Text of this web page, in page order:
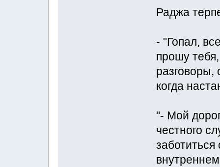
Раджа
- "Гопал,
прошу
разговоры,
когда
"- Мой
честного